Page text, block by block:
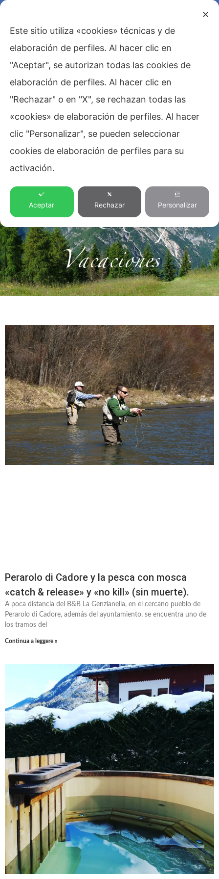
Blog,Dolomitas,
Montaña,Ofertas,
Pesca,Relax,Sport,
Vacaciones
Perarolo di Cadore y la pesca con mosca
«catch & release» y «no kill» (sin muerte).
A poca distancia del B&B La Genzianella, en el cercano pueblo de
Perarolo di Cadore, además del ayuntamiento, se encuentra uno de
los tramos del
Continua a leggere »
✕
Este sitio utiliza «cookies» técnicas y de
elaboración de perfiles. Al hacer clic en
"Aceptar", se autorizan todas las cookies de
elaboración de perfiles. Al hacer clic en
"Rechazar" o en "X", se rechazan todas las
«cookies» de elaboración de perfiles. Al hacer
clic "Personalizar", se pueden seleccionar
cookies de elaboración de perfiles para su
activación.
Aceptar Rechazar Personalizar